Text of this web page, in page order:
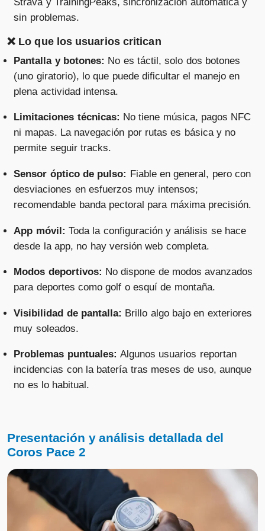
sin problemas.
❌ Lo que los usuarios critican
Pantalla y botones: No es táctil, solo dos botones
(uno giratorio), lo que puede dificultar el manejo en
plena actividad intensa.
Limitaciones técnicas: No tiene música, pagos NFC
ni mapas. La navegación por rutas es básica y no
permite seguir tracks.
Sensor óptico de pulso: Fiable en general, pero con
desviaciones en esfuerzos muy intensos;
recomendable banda pectoral para máxima precisión.
App móvil: Toda la configuración y análisis se hace
desde la app, no hay versión web completa.
Modos deportivos: No dispone de modos avanzados
para deportes como golf o esquí de montaña.
Visibilidad de pantalla: Brillo algo bajo en exteriores
muy soleados.
Problemas puntuales: Algunos usuarios reportan
incidencias con la batería tras meses de uso, aunque
no es lo habitual.
Presentación y análisis detallada del
Coros Pace 2